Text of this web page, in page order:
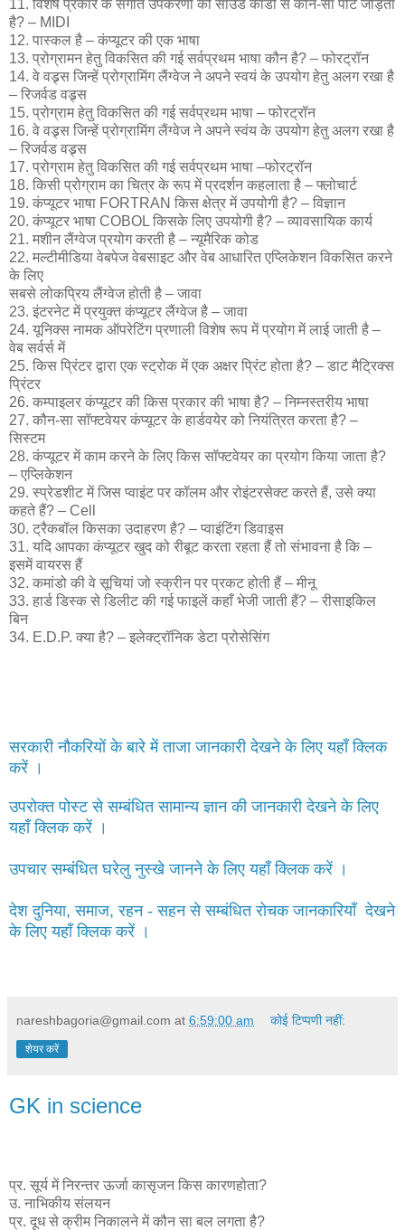
11. विशेष प्रकार के संगीत उपकरणों को साउंड कार्डों से कौन-सा पोर्ट जोड़ता
है? – MIDI
12. पास्कल है – कंप्यूटर की एक भाषा
13. प्रोग्रामन हेतु विकसित की गई सर्वप्रथम भाषा कौन है? – फोरट्रॉन
14. वे वड्र्स जिन्हें प्रोग्रामिंग लैंग्वेज ने अपने स्वयं के उपयोग हेतु अलग रखा है
– रिजर्वड वड्र्स
15. प्रोग्राम हेतु विकसित की गई सर्वप्रथम भाषा – फोरट्रॉन
16. वे वड्र्स जिन्हें प्रोग्रामिंग लैंग्वेज ने अपने स्वंय के उपयोग हेतु अलग रखा है
– रिजर्वड वड्र्स
17. प्रोग्राम हेतु विकसित की गई सर्वप्रथम भाषा –फोरट्रॉन
18. किसी प्रोग्राम का चित्र के रूप में प्रदर्शन कहलाता है – फ्लोचार्ट
19. कंप्यूटर भाषा FORTRAN किस क्षेत्र में उपयोगी है? – विज्ञान
20. कंप्यूटर भाषा COBOL किसके लिए उपयोगी है? – व्यावसायिक कार्य
21. मशीन लैंग्वेज प्रयोग करती है – न्यूमैरिक कोड
22. मल्टीमीडिया वेबपेज वेबसाइट और वेब आधारित एप्लिकेशन विकसित करने
के लिए
सबसे लोकप्रिय लैंग्वेज होती है – जावा
23. इंटरनेट में प्रयुक्त कंप्यूटर लैंग्वेज है – जावा
24. यूनिक्स नामक ऑपरेटिंग प्रणाली विशेष रूप में प्रयोग में लाई जाती है –
वेब सर्वर्स में
25. किस प्रिंटर द्वारा एक स्ट्रोक में एक अक्षर प्रिंट होता है? – डाट मैट्रिक्स
प्रिंटर
26. कम्पाइलर कंप्यूटर की किस प्रकार की भाषा है? – निम्नस्तरीय भाषा
27. कौन-सा सॉफ्टवेयर कंप्यूटर के हार्डवयेर को नियंत्रित करता है? –
सिस्टम
28. कंप्यूटर में काम करने के लिए किस सॉफ्टवेयर का प्रयोग किया जाता है?
– एप्लिकेशन
29. स्प्रेडशीट में जिस प्वाइंट पर कॉलम और रोइंटरसेक्ट करते हैं, उसे क्या
कहते हैं? – Cell
30. ट्रैकबॉल किसका उदाहरण है? – प्वाइंटिंग डिवाइस
31. यदि आपका कंप्यूटर खुद को रीबूट करता रहता हैं तो संभावना है कि –
इसमें वायरस हैं
32. कमांडो की वे सूचियां जो स्क्रीन पर प्रकट होती हैं – मीनू
33. हार्ड डिस्क से डिलीट की गई फाइलें कहाँ भेजी जाती हैं? – रीसाइकिल
बिन
34. E.D.P. क्या है? – इलेक्ट्रॉनिक डेटा प्रोसेसिंग
सरकारी नौकरियों के बारे में ताजा जानकारी देखने के लिए यहाँ क्लिक
करें ।
उपरोक्त पोस्ट से सम्बंधित सामान्य ज्ञान की जानकारी देखने के लिए
यहाँ क्लिक करें ।
उपचार सम्बंधित घरेलु नुस्खे जानने के लिए यहाँ क्लिक करें ।
देश दुनिया, समाज, रहन - सहन से सम्बंधित रोचक जानकारियाँ देखने
के लिए यहाँ क्लिक करें ।
nareshbagoria@gmail.com at 6:59:00 am कोई टिप्पणी नहीं:
शेयर करें
GK in science
प्र. सूर्य में निरन्तर ऊर्जा कासृजन किस कारणहोता?
उ. नाभिकीय संलयन
प्र. दूध से क्रीम निकालने में कौन सा बल लगता है?